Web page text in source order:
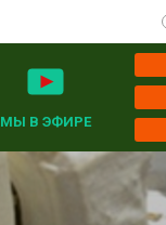
МЫ В ЭФИРЕ